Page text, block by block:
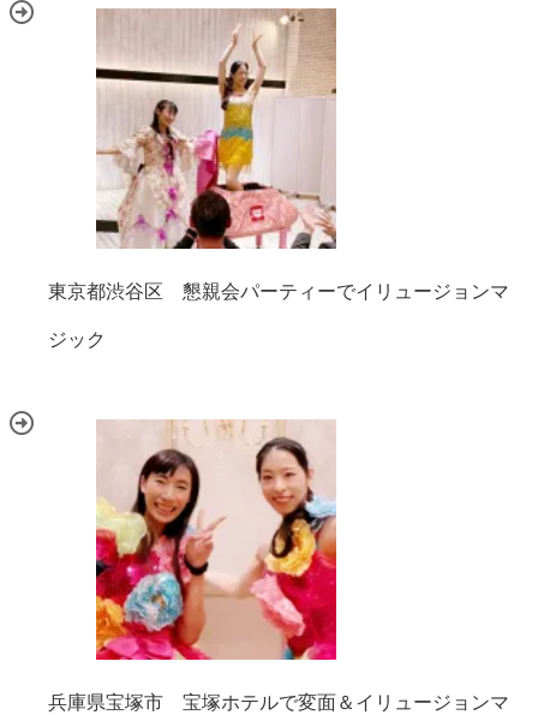
東京都渋谷区 懇親会パーティーでイリュージョンマ
ジック
兵庫県宝塚市 宝塚ホテルで変面＆イリュージョンマ